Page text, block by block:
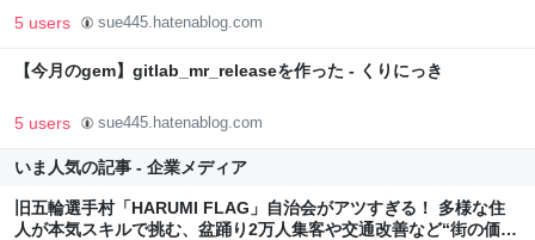
5 users sue445.hatenablog.com
【今月のgem】gitlab_mr_releaseを作った - くりにっき
5 users sue445.hatenablog.com
いま人気の記事 - 企業メディア
旧五輪選手村「HARUMI FLAG」自治会がアツすぎる！ 多様な住
人が本気スキルで挑む、盆踊り2万人集客や交通改善など“街の価値